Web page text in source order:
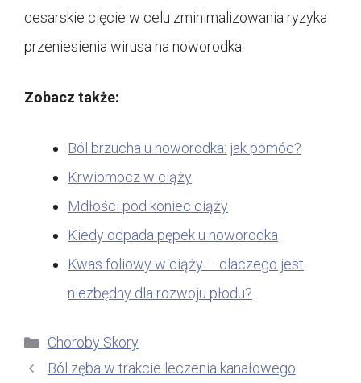
cesarskie cięcie w celu zminimalizowania ryzyka
przeniesienia wirusa na noworodka.
Zobacz także:
Ból brzucha u noworodka: jak pomóc?
Krwiomocz w ciąży
Mdłości pod koniec ciąży
Kiedy odpada pępek u noworodka
Kwas foliowy w ciąży – dlaczego jest
niezbędny dla rozwoju płodu?
Kategorie
Choroby Skory
Ból zęba w trakcie leczenia kanałowego